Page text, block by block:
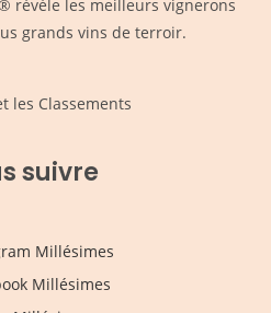
révèle les meilleurs vignerons
grands vins de terroir.
les Classements
suivre
Millésimes
Millésimes